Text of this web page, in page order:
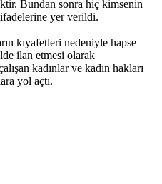
Bundan sonra hiç kimsenin
yer verildi.
kıyafetleri nedeniyle hapse
ilan etmesi olarak
kadınlar ve kadın hakları
yol açtı.